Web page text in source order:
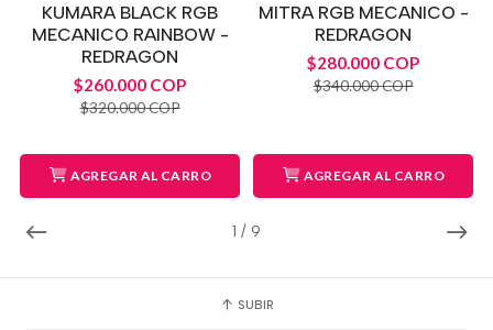
1 / 9
KUMARA BLACK RGB
MECANICO RAINBOW -
REDRAGON
$260.000 COP
$320.000 COP
AGREGAR AL CARRO
MITRA RGB MECANICO -
REDRAGON
$280.000 COP
$340.000 COP
AGREGAR AL CARRO
SUBIR